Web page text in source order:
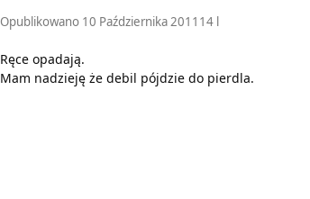
Opublikowano 10 Października 2011 14 l
Ręce opadają.
Mam nadzieję że debil pójdzie do pierdla.